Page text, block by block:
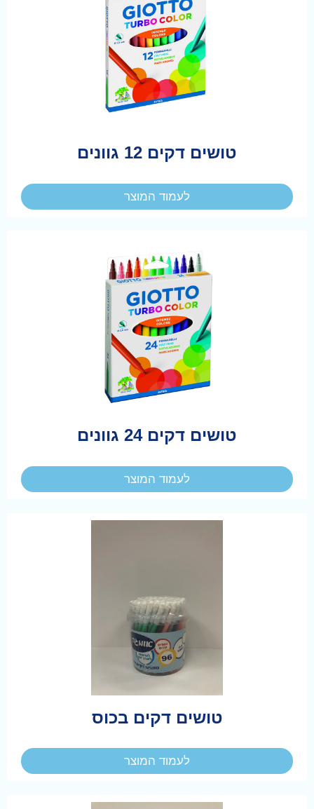
טושים דקים 12 גוונים
לעמוד המוצר
טושים דקים 24 גוונים
לעמוד המוצר
טושים דקים בכוס
לעמוד המוצר